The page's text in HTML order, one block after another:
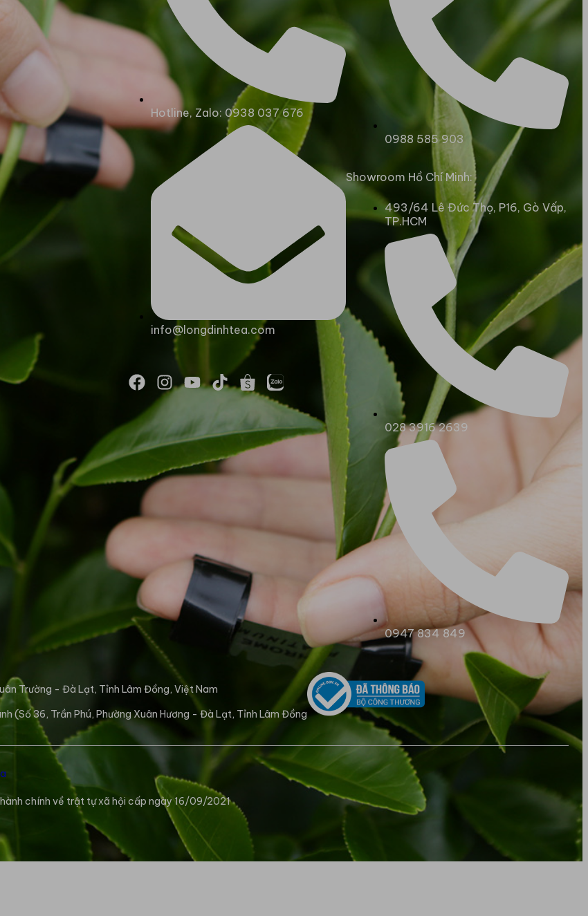
Hotline, Zalo: 0938 037 676
info@longdinhtea.com
0988 585 903
Showroom Hồ Chí Minh:
493/64 Lê Đức Thọ, P16, Gò Vấp,
TP.HCM
028 3916 2639
0947 834 849
Trường - Đà Lạt, Tỉnh Lâm Đồng, Việt Nam
(Số 36, Trần Phú, Phường Xuân Hương - Đà Lạt, Tỉnh Lâm Đồng
chính về trật tự xã hội cấp ngày 16/09/2021